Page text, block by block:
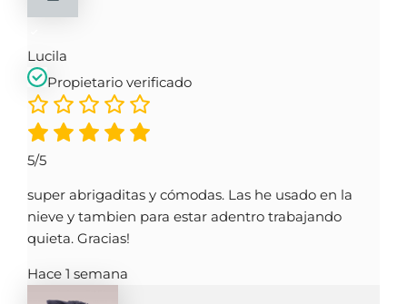
Lucila
Propietario verificado
5/5
super abrigaditas y cómodas. Las he usado en la
nieve y tambien para estar adentro trabajando
quieta. Gracias!
Hace 1 semana